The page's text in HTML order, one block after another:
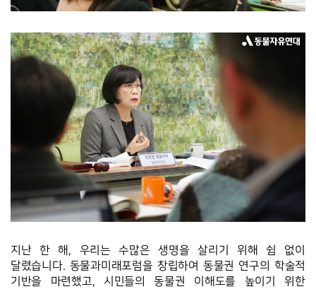
지난 한 해, 우리는 수많은 생명을 살리기 위해 쉼 없이
달렸습니다. 동물과미래포럼을 창립하여 동물권 연구의 학술적
기반을 마련했고, 시민들의 동물권 이해도를 높이기 위한